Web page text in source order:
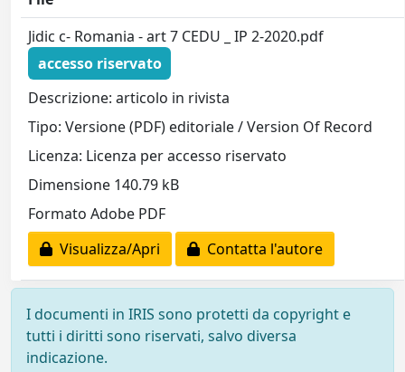
Jidic c- Romania - art 7 CEDU _ IP 2-2020.pdf
accesso riservato
Descrizione: articolo in rivista
Tipo: Versione (PDF) editoriale / Version Of Record
Licenza: Licenza per accesso riservato
Dimensione 140.79 kB
Formato Adobe PDF
Visualizza/Apri
Contatta l'autore
I documenti in IRIS sono protetti da copyright e
tutti i diritti sono riservati, salvo diversa
indicazione.